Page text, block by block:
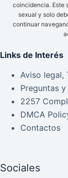
coincidencia. Este
sexual y solo
continuar
Links de Interés
Aviso legal,
Preguntas
2257
DMCA
Contactos
Sociales